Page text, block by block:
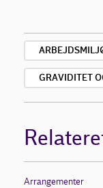
GRAVIDITET
Arrangementer